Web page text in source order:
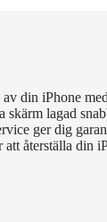
din iPhone med
skärm lagad
ger dig
återställa din